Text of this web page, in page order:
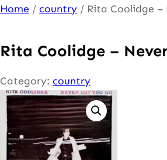
Ga
de
inhoud
Home / country / Rita Coolidge –
Rita Coolidge –
Category: country